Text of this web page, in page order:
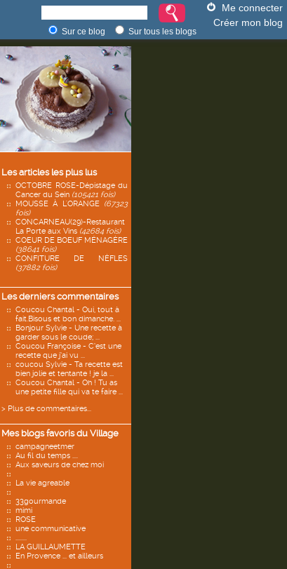
Me connecter
Créer mon blog
Sur ce blog Sur tous les blogs
Les articles les plus lus
OCTOBRE ROSE-Dépistage du
Cancer du Sein (105421 fois)
MOUSSE À L'ORANGE (67323
fois)
CONCARNEAU(29)-Restaurant
La Porte aux Vins (42684 fois)
COEUR DE BOEUF MÉNAGÈRE
(38641 fois)
CONFITURE DE NÈFLES
(37882 fois)
Les derniers commentaires
Coucou Chantal - Oui, tout à
fait.Bisous et bon dimanche. ...
Bonjour Sylvie - Une recette à
garder sous le coude; ...
Coucou Françoise - C’est une
recette que j’ai vu ...
coucou Sylvie - Ta recette est
bien jolie et tentante ! je la ...
Coucou Chantal - Oh ! Tu as
une petite fille qui va te faire ...
> Plus de commentaires...
Mes blogs favoris du Village
campagneetmer
Au fil du temps ....
Aux saveurs de chez moi
La vie agreable
33gourmande
mimi
ROSE
une communicative
........
LA GUILLAUMETTE
En Provence ... et ailleurs